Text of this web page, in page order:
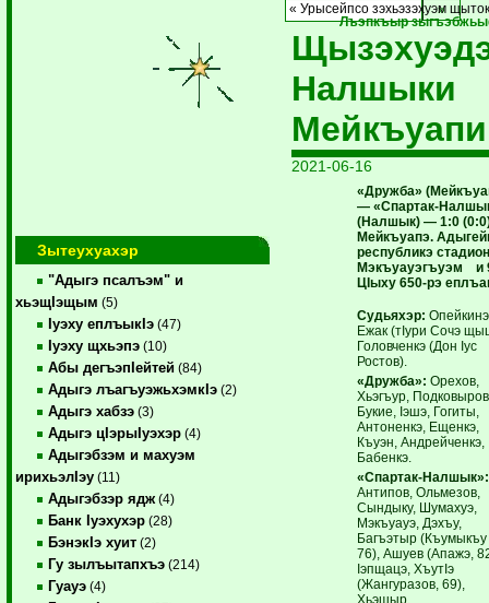
Зытеухуахэр
"Адыгэ псалъэм" и
хьэщIэщым (5)
Iуэху еплъыкIэ (47)
Iуэху щхьэпэ (10)
Абы дегъэпIейтей (84)
Адыгэ лъагъуэжьхэмкIэ (2)
Адыгэ хабзэ (3)
Адыгэ цIэрыIуэхэр (4)
Адыгэбзэм и махуэм
ирихьэлIэу (11)
Адыгэбзэр ядж (4)
Банк Iуэхухэр (28)
БэнэкIэ хуит (2)
Гу зылъытапхъэ (214)
Гуауэ (4)
« Урысейпсо зэхьэзэхуэм
Лъэпкъыр
Налшыки
Мейкъуапи
2021-06-16
«Дружба»
— «Спартак-
(Налшык) — 1:0
Мейкъуапэ.
республикэ
Мэкъуауэгъуэм и
ЦIыху 650-рэ
Судьяхэр:
Ежак (тIури Сочэ
Головченкэ (Дон Iус
Ростов).
«Дружба»: Орехов,
Хьэгъур,
Букие, Iэшэ, Гогиты,
Антоненкэ, Ещенкэ,
Къуэн, Андрейченкэ,
Бабенкэ.
«Спартак-Налшык»:
Антипов, Ольмезов,
Сындыку, Шумахуэ,
Мэкъуауэ, Дэхъу,
Багъэтыр
76), Ашуев (Апажэ,
Iэпщацэ, ХъутIэ
(Жангуразов, 69),
Хьэшыр.